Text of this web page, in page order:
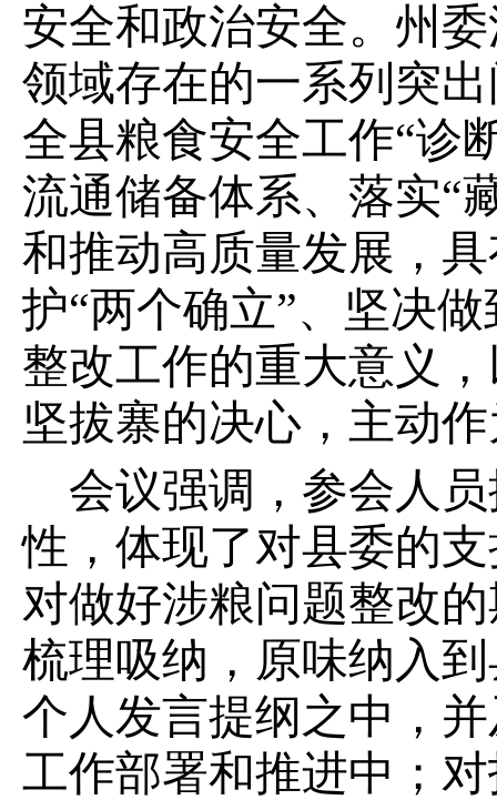
安全和政治安全。州
领域存在的一系列突
全县粮食安全工作“诊
流通储备体系、落实“
和推动高质量发展，
护“两个确立”、坚决
整改工作的重大意义
坚拔寨的决心，主动
会议强调， 参会人
性，体现了对县委的
对做好涉粮问题整改
梳理吸纳，原味纳入
个人发言提纲之中，
工作部署和推进中；